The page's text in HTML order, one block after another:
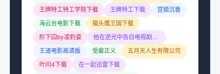
王牌特工特工学院下载
王牌特工下载
宫锁沉香
海云台电影下载
猫头鹰王国下载
阶下囚by凌豹姿
他在逆光中告白电视剧免费观看
王道电影高清版
受雇正义
五月天人生有限公司
叶问4下载
在一起迅雷下载